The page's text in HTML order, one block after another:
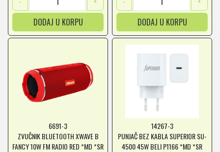
DODAJ U KORPU
DODAJ U KORPU
6691-3
ZVUČNIK BLUETOOTH XWAVE B
FANCY 10W FM RADIO RED *MD *SR
14267-3
PUNJAČ BEZ KABLA SUPERIOR SU-
4500 45W BELI P1166 *MD *SR